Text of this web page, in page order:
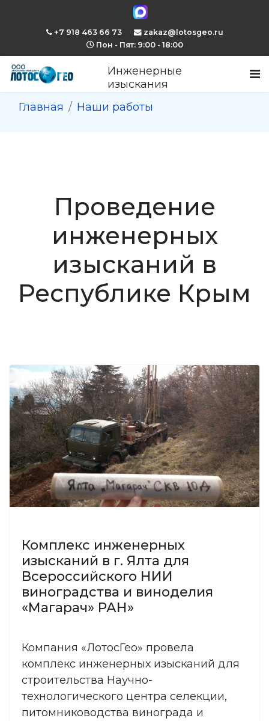
+7 918 463 66 73
zakaz@lotosgeo.ru
Пон - Пят: 9:00 - 18:00
Инженерные
изыскания
Главная
Наши работы
Проведение
инженерных
изысканий в
Республике Крым
Комплекс инженерных
изысканий в г. Ялта для
Всероссийского НИИ
виноградства и виноделия
«Магарач» РАН»
Компания «ЛотосГео» провела
комплекс инженерных изысканий для
строительства Научно-
технологического центра селекции,
питомниководства винограда и